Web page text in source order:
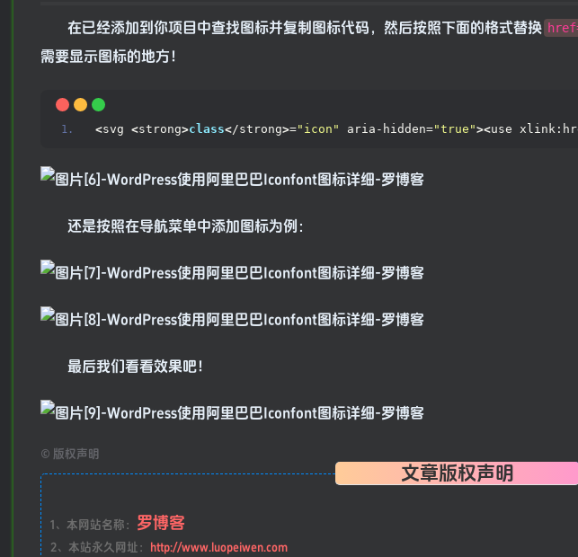
在已经添加到你项目中查找图标并复制图标代码，然后按照下面的格式替换
需要显示图标的地方！
<svg <strong>class</strong>="icon" aria-hidden="true"><use
还是按照在导航菜单中添加图标为例：
最后我们看看效果吧！
© 版权声明
文章版权声明
1、本网站名称： 罗博客
2、本站永久网址：
http://www.luopeiwen.com